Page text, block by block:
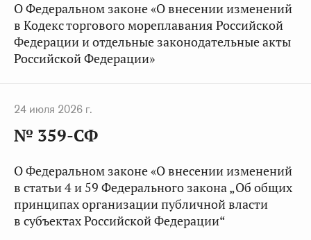
О Федеральном законе «О внесении изменений
в Кодекс торгового мореплавания Российской
Федерации и отдельные законодательные акты
Российской Федерации»
24 июля 2026 г.
№ 359-СФ
О Федеральном законе «О внесении изменений
в статьи 4 и 59 Федерального закона „Об общих
принципах организации публичной власти
в субъектах Российской Федерации“